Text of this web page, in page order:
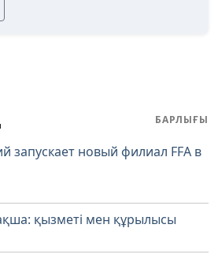
БАРЛЫҒЫ
запускает новый филиал FFA в
қызметі мен құрылысы